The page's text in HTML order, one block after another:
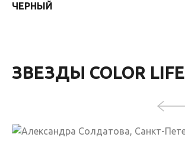
ЧЕРНЫЙ
ЗВЕЗДЫ COLOR LIFE